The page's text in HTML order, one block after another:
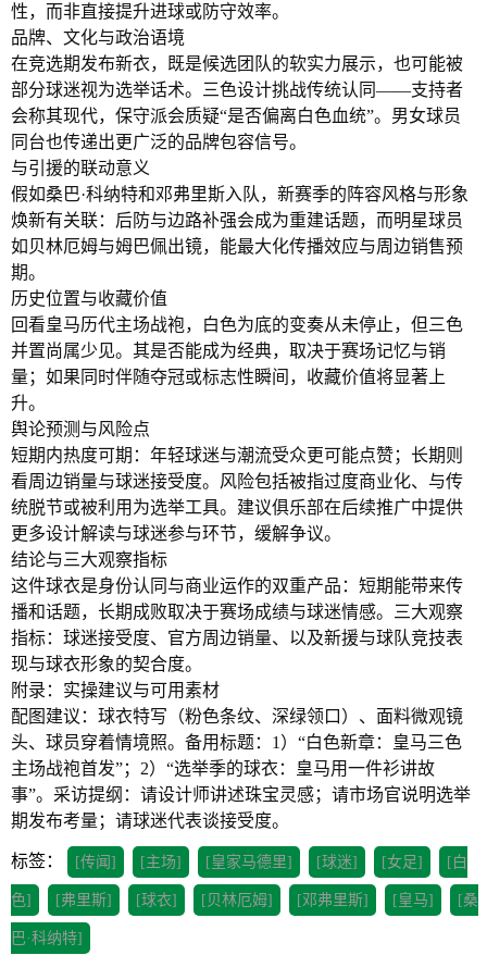
性，而非直接提升进球或防守效率。
品牌、文化与政治语境
在竞选期发布新衣，既是候选团队的软实力展示，也可能被
部分球迷视为选举话术。三色设计挑战传统认同——支持者
会称其现代，保守派会质疑“是否偏离白色血统”。男女球员
同台也传递出更广泛的品牌包容信号。
与引援的联动意义
假如桑巴·科纳特和邓弗里斯入队，新赛季的阵容风格与形象
焕新有关联：后防与边路补强会成为重建话题，而明星球员
如贝林厄姆与姆巴佩出镜，能最大化传播效应与周边销售预
期。
历史位置与收藏价值
回看皇马历代主场战袍，白色为底的变奏从未停止，但三色
并置尚属少见。其是否能成为经典，取决于赛场记忆与销
量；如果同时伴随夺冠或标志性瞬间，收藏价值将显著上
升。
舆论预测与风险点
短期内热度可期：年轻球迷与潮流受众更可能点赞；长期则
看周边销量与球迷接受度。风险包括被指过度商业化、与传
统脱节或被利用为选举工具。建议俱乐部在后续推广中提供
更多设计解读与球迷参与环节，缓解争议。
结论与三大观察指标
这件球衣是身份认同与商业运作的双重产品：短期能带来传
播和话题，长期成败取决于赛场成绩与球迷情感。三大观察
指标：球迷接受度、官方周边销量、以及新援与球队竞技表
现与球衣形象的契合度。
附录：实操建议与可用素材
配图建议：球衣特写（粉色条纹、深绿领口）、面料微观镜
头、球员穿着情境照。备用标题：1）“白色新章：皇马三色
主场战袍首发”；2）“选举季的球衣：皇马用一件衫讲故
事”。采访提纲：请设计师讲述珠宝灵感；请市场官说明选举
期发布考量；请球迷代表谈接受度。
标签： [传闻] [主场] [皇家马德里] [球迷] [女足] [白
色] [弗里斯] [球衣] [贝林厄姆] [邓弗里斯] [皇马] [桑
巴·科纳特]